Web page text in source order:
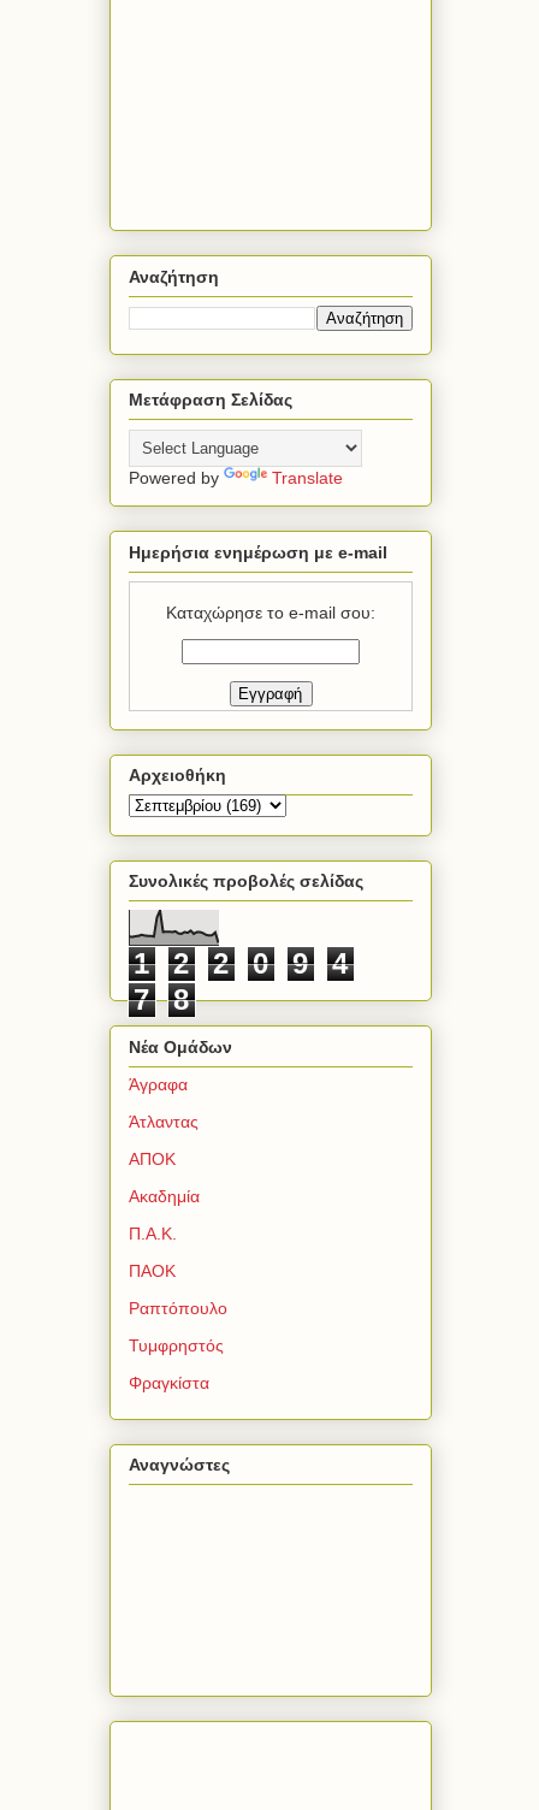
Αναζήτηση
Μετάφραση Σελίδας
Powered by Translate
Ημερήσια ενημέρωση με e-mail
Καταχώρησε το e-mail σου:
Αρχειοθήκη
Συνολικές προβολές σελίδας
1 2 2 0 9
4
7
8
Νέα Ομάδων
Άγραφα
Άτλαντας
ΑΠΟΚ
Ακαδημία
Π.Α.Κ.
ΠΑΟΚ
Ραπτόπουλο
Τυμφρηστός
Φραγκίστα
Αναγνώστες